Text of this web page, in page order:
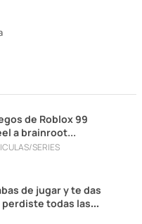
de Roblox 99
a brainroot...
SERIES
de jugar y te das
todas las
noche... #memes